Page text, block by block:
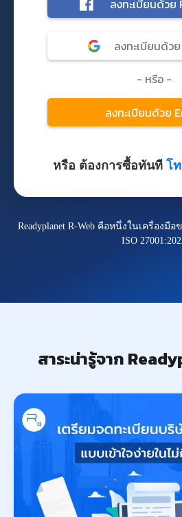
หรือ ต้องการซื้อทันที โ
Readyplanet R-Web คือหนึ่งในเครื่องมื
ISO
สาระน่ารู้จาก